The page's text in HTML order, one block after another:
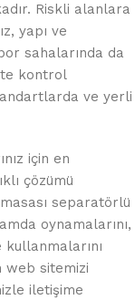
Riskli alanlara
yapı ve
sahalarında da
kontrol
ve yerli
için en
çözümü
separatörlü
oynamalarını,
web sitemizi
iletişime